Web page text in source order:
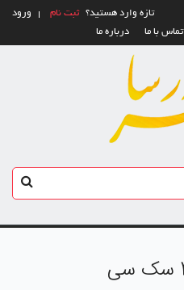
تازه وارد هستید؟ ثبت نام
ورود
تماس با ما درباره ما